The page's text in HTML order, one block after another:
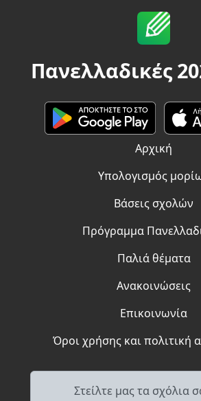
Πανελλαδικές
Αρχική
Υπολογισμός
Βάσεις σχολών
Πρόγραμμα
Παλιά θέματα
Ανακοινώσεις
Επικοινωνία
Όροι χρήσης και πολιτική
Στείλτε μας τα σχόλια